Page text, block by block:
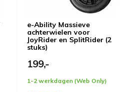
e-Ability Massieve
achterwielen voor
JoyRider en SplitRider (2
stuks)
199,-
1-2 werkdagen (Web Only)